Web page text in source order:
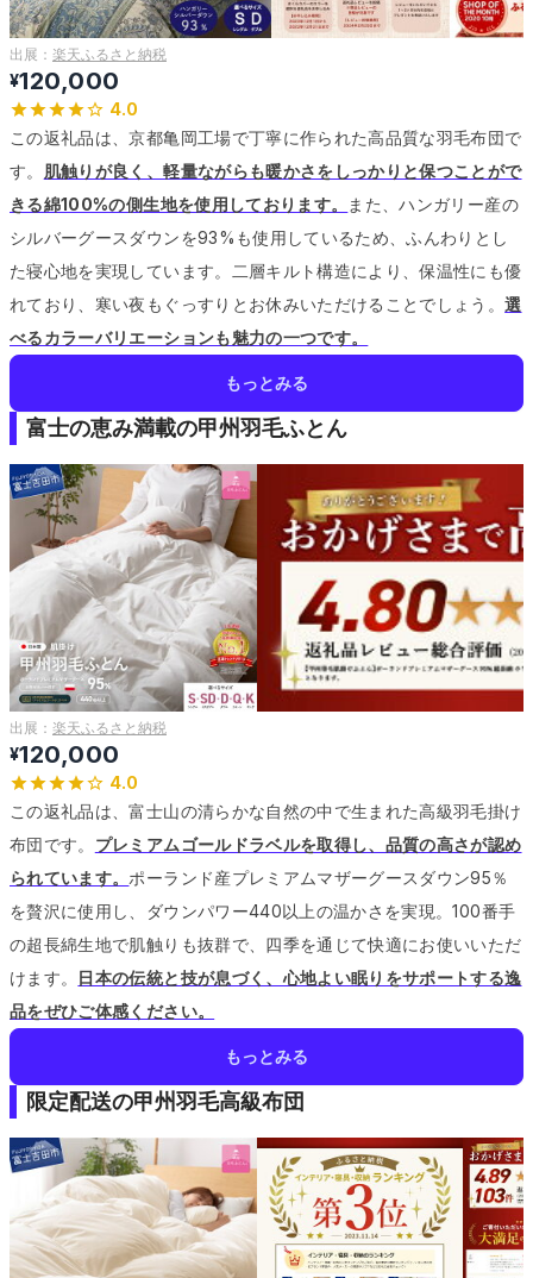
出展： 楽天ふるさと納税
¥120,000
4.0
この返礼品は、京都亀岡工場で丁寧に作られた高品質な羽毛布団で
す。 肌触りが良く、軽量ながらも暖かさをしっかりと保つことがで
きる綿100%の側生地を使用しております。
また、ハンガリー産の
シルバーグースダウンを93%も使用しているため、ふんわりとし
た寝心地を実現しています。
二層キルト構造により、保温性にも優
れており、寒い夜もぐっすりとお休みいただけることでしょう。選
べるカラーバリエーションも魅力の一つです。
もっとみる
富士の恵み満載の甲州羽毛ふとん
出展： 楽天ふるさと納税
¥120,000
4.0
この返礼品は、富士山の清らかな自然の中で生まれた高級羽毛掛け
布団です。 プレミアムゴールドラベルを取得し、品質の高さが認め
られています。 ポーランド産プレミアムマザーグースダウン95％
を贅沢に使用し、ダウンパワー440以上の温かさを実現。100番手
の超長綿生地で肌触りも抜群で、四季を通じて快適にお使いいただ
けます。 日本の伝統と技が息づく、心地よい眠りをサポートする逸
品をぜひご体感ください。
もっとみる
限定配送の甲州羽毛高級布団